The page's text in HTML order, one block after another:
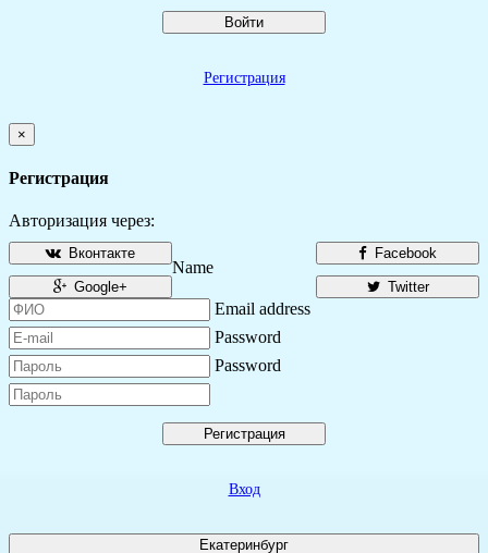
Войти
Регистрация
×
Регистрация
Авторизация через:
Facebook
Вконтакте
Twitter
Google+
Name
Email address
Password
Password
Регистрация
Вход
Екатеринбург